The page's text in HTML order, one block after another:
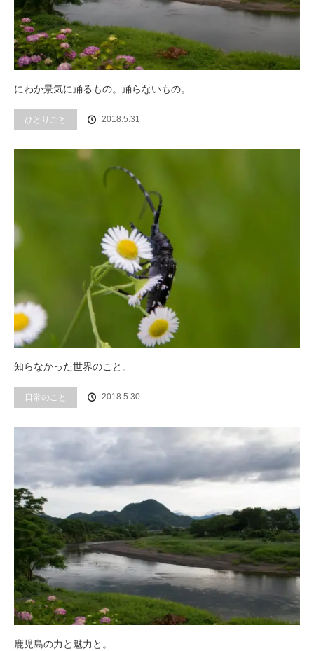
にわか景気に踊るもの。踊らないもの。
ひとりごと 2018.5.31
知らなかった世界のこと。
日常のこと 2018.5.30
鹿児島の力と魅力と。